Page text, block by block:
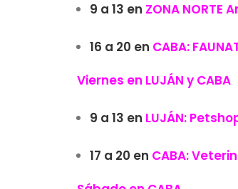
9 a 13 en ZONA NORTE
16 a 20 en CABA:
Viernes en LUJÁN y CABA
9 a 13 en LUJÁN:
17 a 20 en CABA: